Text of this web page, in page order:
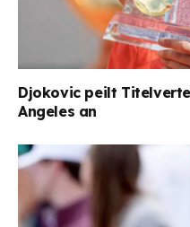
Djokovic peilt
Angeles an